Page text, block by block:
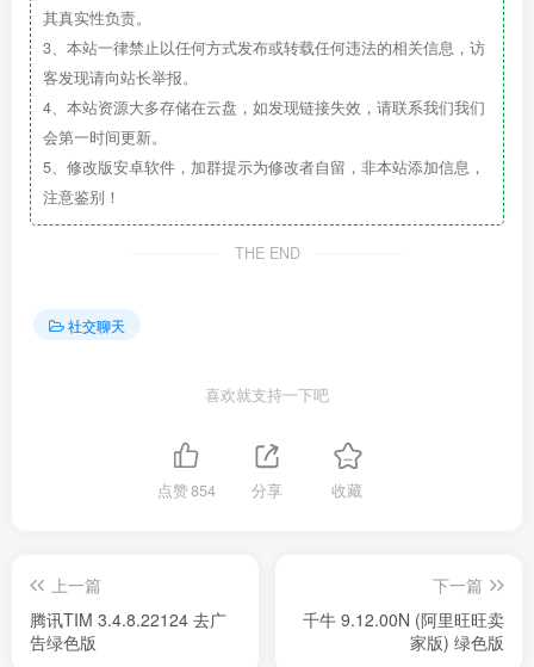
其真实性负责。
3、本站一律禁止以任何方式发布或转载任何违法的相关信息，访
客发现请向站长举报。
4、本站资源大多存储在云盘，如发现链接失效，请联系我们我们
会第一时间更新。
5、修改版安卓软件，加群提示为修改者自留，非本站添加信息，
注意鉴别！
THE END
社交聊天
喜欢就支持一下吧
点赞854 分享 收藏
上一篇
腾讯TIM 3.4.8.22124 去广
告绿色版
下一篇
千牛 9.12.00N (阿里旺旺卖
家版) 绿色版